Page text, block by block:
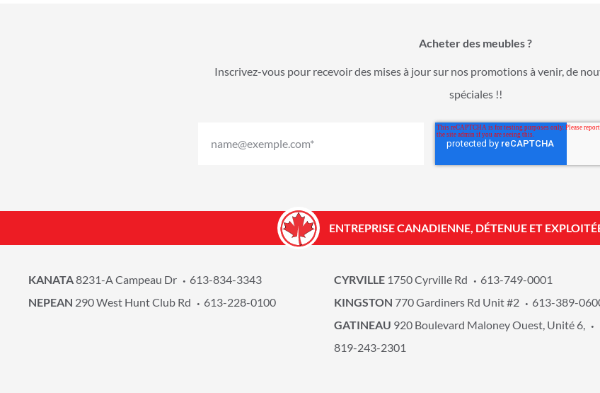
Acheter des meubles ?
Inscrivez-vous pour recevoir des mises à jour sur nos promotions à venir, de
spéciales !!
ENTREPRISE CANADIENNE, DÉTENUE ET
KANATA8231-A Campeau Dr
613-834-3343
NEPEAN 290 West Hunt Club Rd 613-228-0100
CYRVILLE 1750 Cyrville Rd
613-749-0001
KINGSTON 770 Gardiners Rd Unit #2
613-389-
GATINEAU 920 Boulevard Maloney Ouest, Unité 6,
819-243-2301